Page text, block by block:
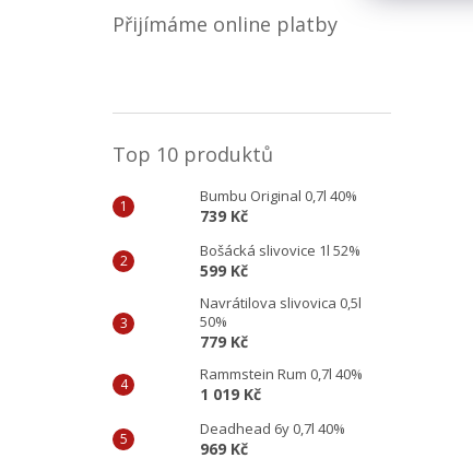
Přijímáme online platby
Top 10 produktů
Bumbu Original 0,7l 40%
739 Kč
Bošácká slivovice 1l 52%
599 Kč
Navrátilova slivovica 0,5l
50%
779 Kč
Rammstein Rum 0,7l 40%
1 019 Kč
Deadhead 6y 0,7l 40%
969 Kč